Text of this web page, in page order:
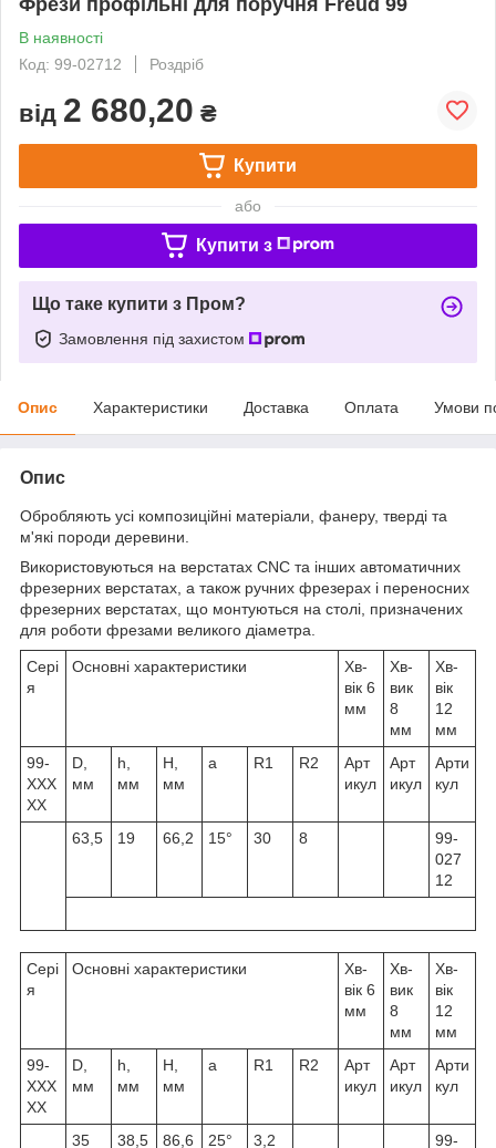
В наявності
Код: 99-02712
Роздріб
від 2 680,20 ₴
Купити
або
Купити з
Що таке купити з Пром?
Замовлення під захистом
Опис Характеристики Доставка Оплата Умови
Опис
Обробляють усі композиційні матеріали, фанеру, тверді та
м'які породи деревини.
Використовуються на верстатах CNC та інших автоматичних
фрезерних верстатах, а також ручних фрезерах і переносних
фрезерних верстатах, що монтуються на столі, призначених
для роботи фрезами великого діаметра.
Сері
я
Основні характеристики
Хв-
вік 6
мм
Хв-
вик
8
мм
Хв-
вік
12
мм
99-
XXX
XX
D,
мм
h,
мм
H,
мм
a R1 R2
Арт
икул
Арт
икул
Арти
кул
63,5 19 66,2 15° 30 8
99-
027
12
Сері
я
Основні характеристики
Хв-
вік 6
мм
Хв-
вик
8
мм
Хв-
вік
12
мм
99-
XXX
XX
D,
мм
h,
мм
H,
мм
a R1 R2
Арт
икул
Арт
икул
Арти
кул
35 38,5 86,6 25° 3,2
99-